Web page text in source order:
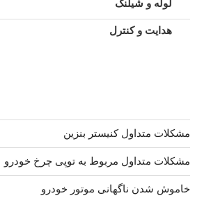
لوله و شیلنگ
هدایت و کنترل
مشکلات متداول کنیستر بنزین
مشکلات متداول مربوط به توپی چرخ خودرو
خاموش شدن ناگهانی موتور خودرو